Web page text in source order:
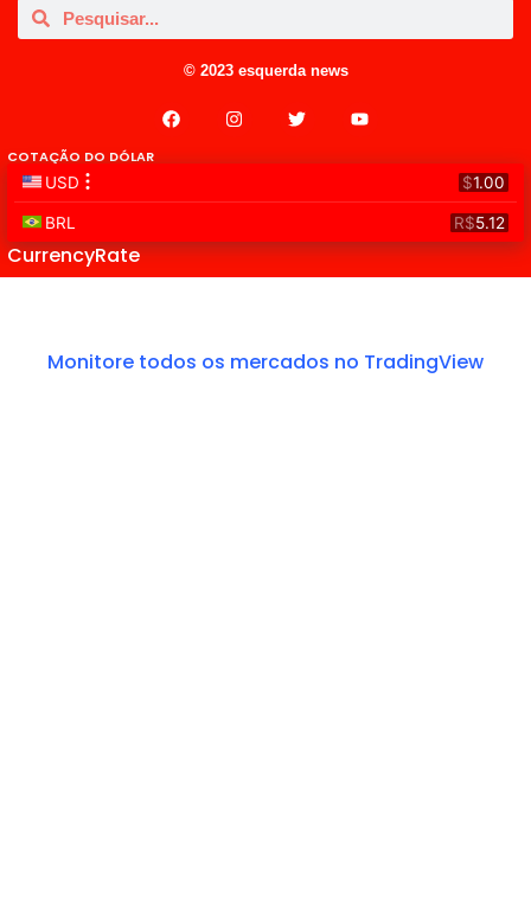
© 2023 esquerda news
COTAÇÃO DO DÓLAR
CurrencyRate
Monitore todos os mercados no TradingView